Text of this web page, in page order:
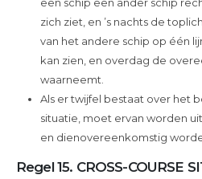
een schip een ander schip
zich ziet, en ’s nachts de
van het andere schip op één
kan zien, en overdag de
waarneemt.
Als er twijfel bestaat over het
situatie, moet ervan worden
en dienovereenkomstig
Regel 15. CROSS-COURSE